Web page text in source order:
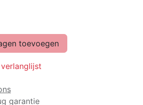
toevoegen
garantie